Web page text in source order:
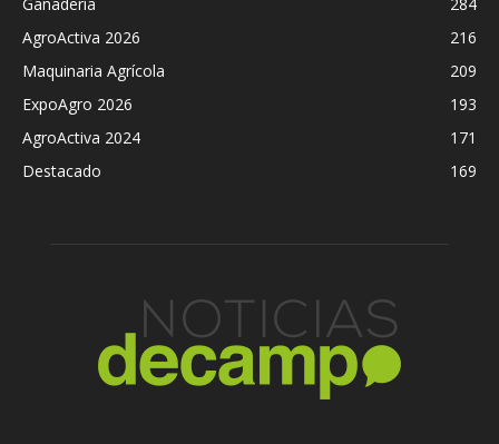
AgroActiva 2026
216
Maquinaria Agrícola
209
ExpoAgro 2026
193
AgroActiva 2024
171
Destacado
169